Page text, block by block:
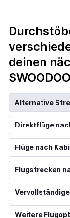
deinen
SWOODOO
Alternative
Direktflüge
Flüge nach
Flugstrecken
Weitere